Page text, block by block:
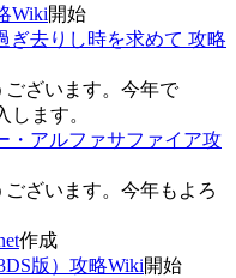
Wiki開始
ぎ去りし時を求めて 攻略
ざいます。今年で
します。
・アルファサファイア攻
ざいます。今年もよろ
作成
版）攻略Wiki開始